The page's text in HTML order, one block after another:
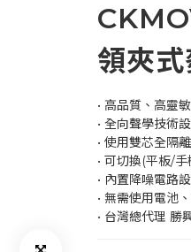
領夾
• 高品質、高靈
• 全向聲學技術
• 使用雙芯全隔
• 可切換(平板/
• 內置降噪電路
• 無需使用電池
• 台灣總代理 勝